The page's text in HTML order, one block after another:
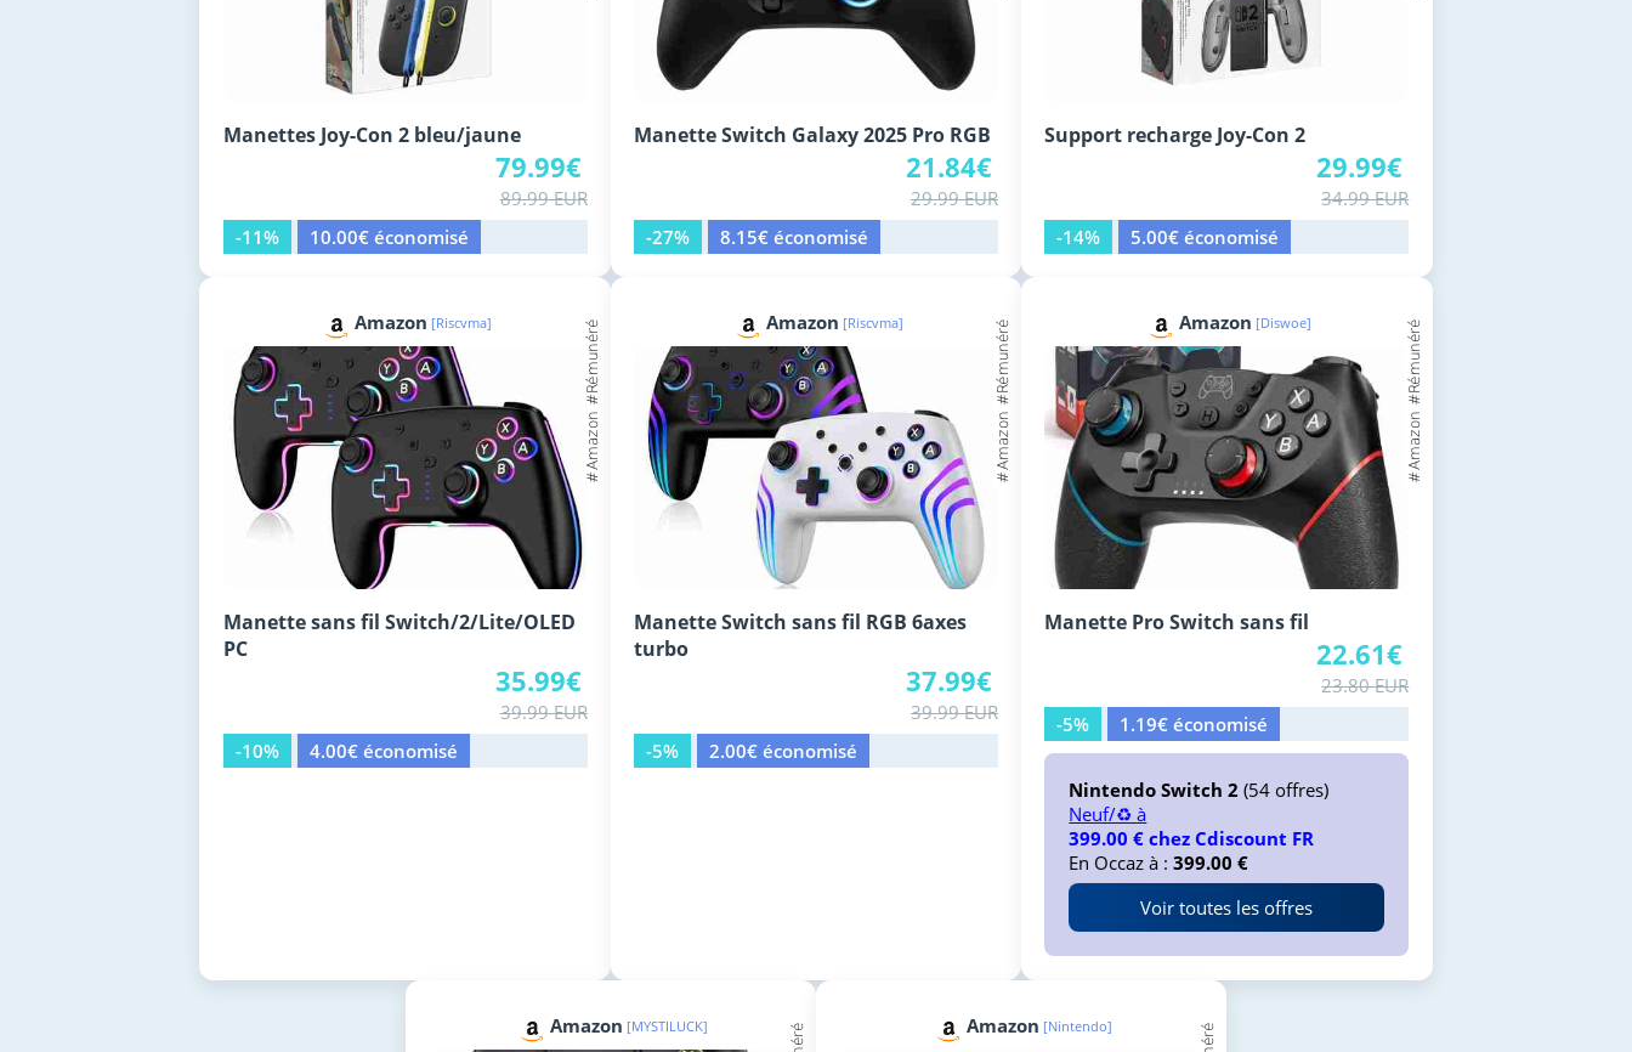
Manettes Joy-Con 2 bleu/jaune
79.99€
89.99 EUR
-11%
10.00€ économisé
Manette Switch Galaxy 2025 Pro RGB
21.84€
29.99 EUR
-27%
8.15€ économisé
Support recharge Joy-Con 2
29.99€
34.99 EUR
-14%
5.00€ économisé
Amazon [Riscvma]
Manette sans fil Switch/2/Lite/OLED
PC
35.99€
39.99 EUR
-10%
4.00€ économisé
Amazon [Riscvma]
Manette Switch sans fil RGB 6axes
turbo
37.99€
39.99 EUR
-5%
2.00€ économisé
Amazon [Diswoe]
Manette Pro Switch sans fil
22.61€
23.80 EUR
-5%
1.19€ économisé
Nintendo Switch 2 (54 offres)
Neuf/♻️ à
399.00 € chez Cdiscount FR
En Occaz à :399.00 €
Voir toutes les offres
Amazon [MYSTILUCK] Amazon [Nintendo]